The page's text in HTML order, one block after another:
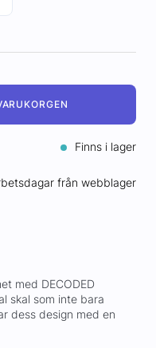
Finns i lager
från webblager
med DECODED
skal som inte bara
dess design med en